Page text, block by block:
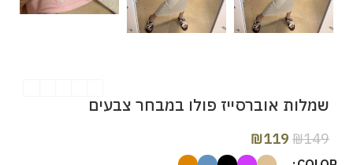
שמלות אוברסייז פולו במבחר צבעים
₪149
₪119